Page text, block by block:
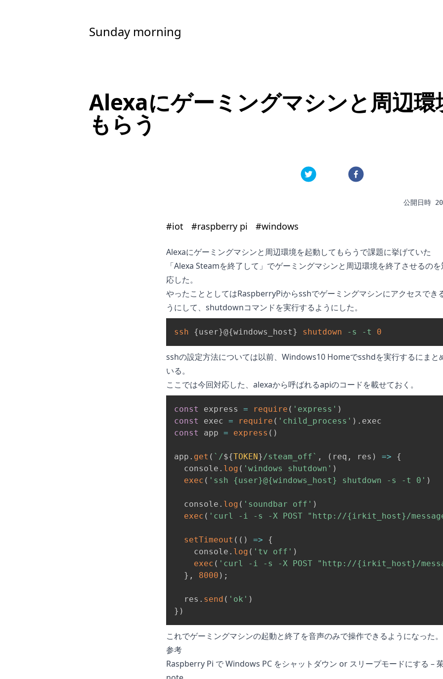
Sunday morning
Alexaにゲーミングマシンと周辺環
もらう
公開日時
#iot #raspberry pi #windows
Alexaにゲーミングマシンと周辺環境を起動してもらう で課題に挙げていた
「Alexa Steamを終了して」でゲーミングマシンと周辺環境を終了させるの
応した。
やったこととしてはRaspberryPiからsshでゲーミングマシンにアクセスでき
うにして、shutdownコマンドを実行するようにした。
ssh {user}@{windows_host} shutdown -s -t 0
sshの設定方法については以前、 Windows10 Homeでsshdを実行するにまと
いる。
ここでは今回対応した、alexaから呼ばれるapiのコードを載せておく。
const express = require ( 'express' )
const
exec = require ( 'child_process' ) .
const
app = express ( )
app . get ( ` /${TOKEN}/steam_off` , ( req , res ) =>
{
  console
. log ( 'windows shutdown' )
exec ( 'ssh {user}@{windows_host} shutdown -s -t 0' )
  console
. log ( 'soundbar off' )
exec ( 'curl -i -s -X POST "http://{irkit_host}/
setTimeout ( ( ) =>
{
    console
. log ( 'tv off' )
exec ( 'curl -i -s -X POST "http://{irkit_host}/
} , 8000 ) ;
  res
. send ( 'ok' )
} )
これでゲーミングマシンの起動と終了を音声のみで操作できるようになった。
参考
Raspberry Pi で Windows PC をシャットダウン or スリープモードにする –